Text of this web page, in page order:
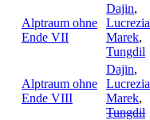
Alptraum ohne
Ende VII
Dajin,
Lucrezia
Marek,
Tungdil
Alptraum ohne
Ende VIII
Dajin,
Lucrezia
Marek,
Tungdil